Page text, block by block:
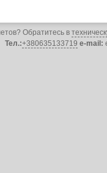
Обратитесь в
Тел.:+380635133719 e-mail: